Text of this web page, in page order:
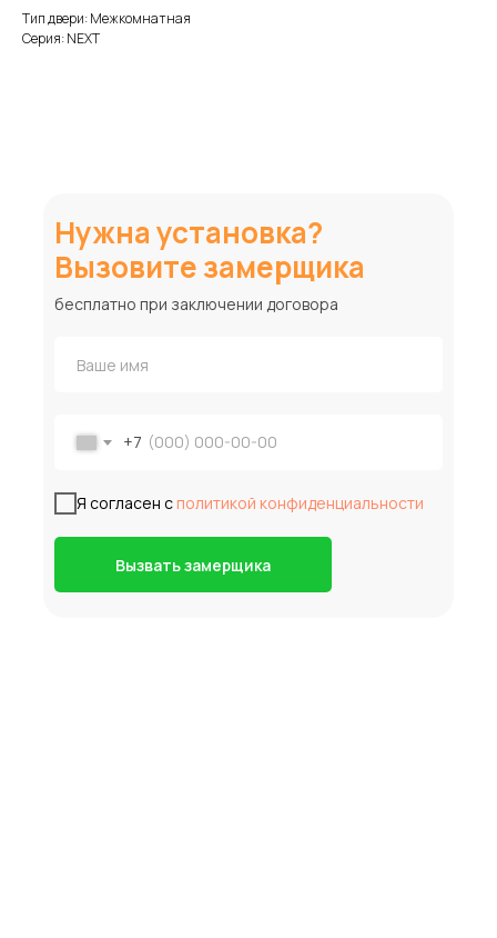
Тип двери: Межкомнатная
Серия: NEXT
Нужна установка?
Вызовите замерщика
+7
Я согласен с политикой конфиденциальности
Вызвать замерщика
бесплатно при заключении договора